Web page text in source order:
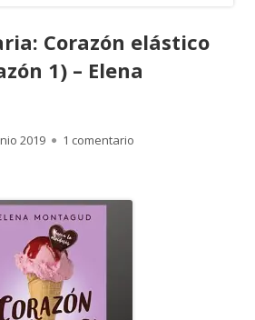
Corazón elástico
1) – Elena
2019 1 comentario